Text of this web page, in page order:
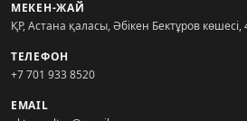
МЕКЕН-ЖАЙ
ҚР, Астана қаласы, Әбікен Бектұров көшесі,
ТЕЛЕФОН
+7 701 933 8520
EMAIL